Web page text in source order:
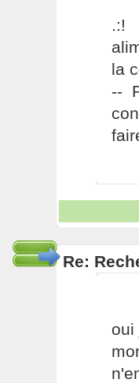
.:!
la
--
Re:
oui